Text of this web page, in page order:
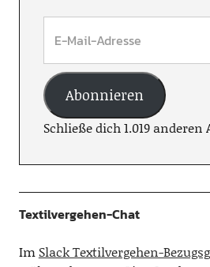
Abonnieren
Schließe dich 1.019
Textilvergehen-Chat
Im Slack Textilvergehen-